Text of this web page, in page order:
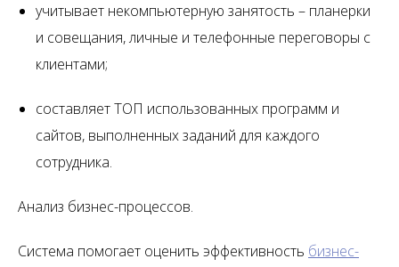
учитывает некомпьютерную занятость – планерки
и совещания, личные и телефонные переговоры с
клиентами;
составляет ТОП использованных программ и
сайтов, выполненных заданий для каждого
сотрудника.
Анализ бизнес-процессов.
Система помогает оценить эффективность бизнес-